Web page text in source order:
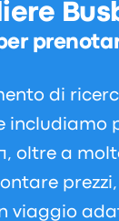
di
includiamo
oltre a
viaggio